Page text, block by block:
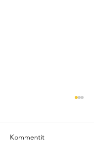
Kommentit